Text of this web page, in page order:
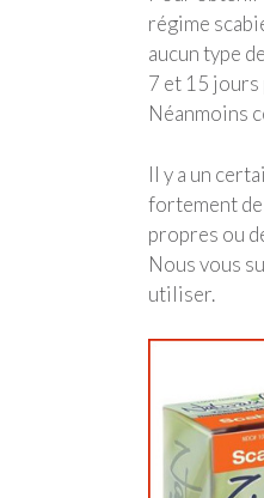
régime
aucun type
7 et 15 jours
Néanmoins
Il y a un
fortement de
propres ou
Nous vous
utiliser.